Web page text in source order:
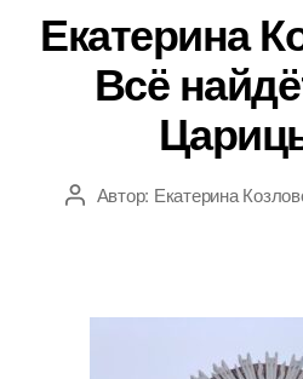
Екатерина
Всё
АвторАвтор: Екатерина